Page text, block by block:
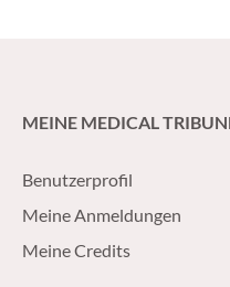
MEINE MEDICAL
Benutzerprofil
Meine Anmeldungen
Meine Credits